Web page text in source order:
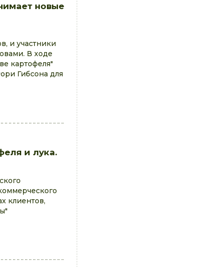
новые
и участники
В ходе
картофеля"
Гибсона для
и лука.
клиентов,